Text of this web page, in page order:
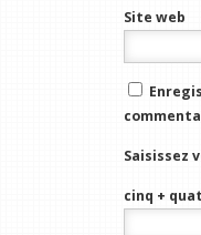
Site web
Saisissez
cinq +